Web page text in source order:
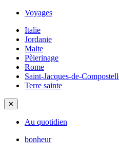
Voyages
Italie
Jordanie
Malte
Pèlerinage
Rome
Saint-Jacques-de-
Terre sainte
✕
Au quotidien
bonheur